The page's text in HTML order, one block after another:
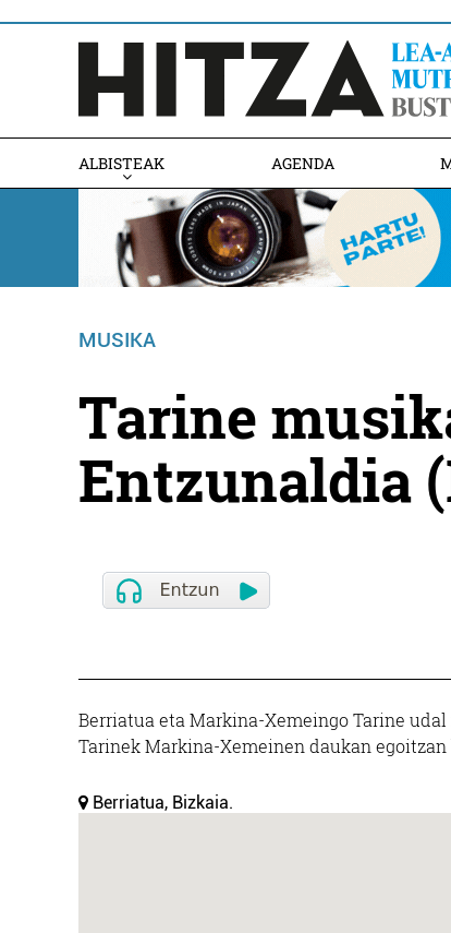
ALBISTEAK AGENDA
MUSIKA
Tarine
Entzunaldia
Berriatua eta Markina-Xemeingo Tarine
Tarinek Markina-Xemeinen daukan egoitzan
Berriatua, Bizkaia.